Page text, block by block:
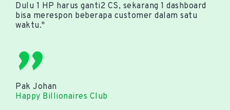
Dulu 1 HP harus ganti2 CS, sekarang 1 dashboard
bisa merespon beberapa customer dalam satu
waktu."
"
Pak Johan
Happy Billionaires Club